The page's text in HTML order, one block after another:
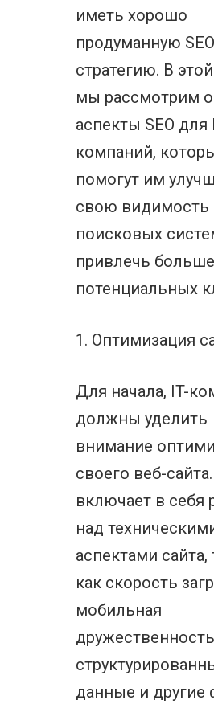
иметь хорошо
продуманную
стратегию. В
мы рассмотрим
аспекты SEO для
компаний,
помогут им
свою видимость
поисковых
привлечь больше
потенциальных
1. Оптимизация
Для начала, IT-
должны уделить
внимание
своего веб-
включает в себя
над
аспектами сайта,
как скорость
мобильная
данные и другие